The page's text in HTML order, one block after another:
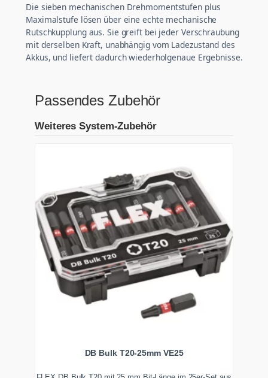
Die sieben mechanischen Drehmomentstufen plus
Maximalstufe lösen über eine echte mechanische
Rutschkupplung aus. Sie greift bei jeder Verschraubung
mit derselben Kraft, unabhängig vom Ladezustand des
Akkus, und liefert dadurch wiederholgenaue Ergebnisse.
Passendes Zubehör
Weiteres System-Zubehör
DB Bulk T20-25mm VE25